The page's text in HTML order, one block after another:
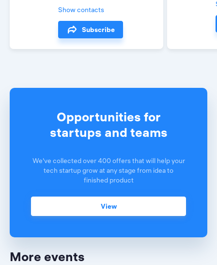
Show contacts
Subscribe
Opportunities for
startups and teams
We've collected over 400 offers that will help your
tech startup grow at any stage from idea to
finished product
View
More events